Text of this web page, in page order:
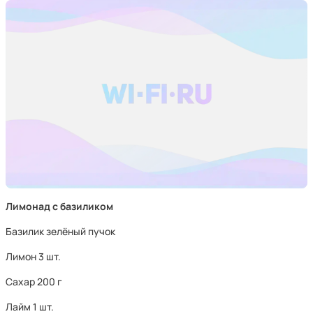
Лимонад с базиликом
Базилик зелёный пучок
Лимон 3 шт.
Сахар 200 г
Лайм 1 шт.